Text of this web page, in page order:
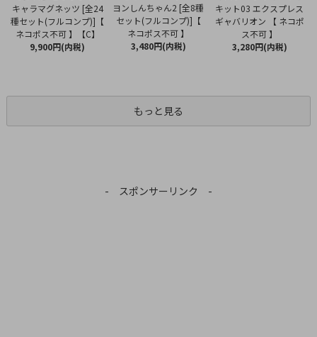
キャラマグネッツ [全24
種セット(フルコンプ)]【
ネコポス不可 】【C】
9,900円(内税)
ヨンしんちゃん2 [全8種
セット(フルコンプ)]【
ネコポス不可 】
3,480円(内税)
キット03 エクスプレス
ギャバリオン 【 ネコポ
ス不可 】
3,280円(内税)
もっと見る
- スポンサーリンク -